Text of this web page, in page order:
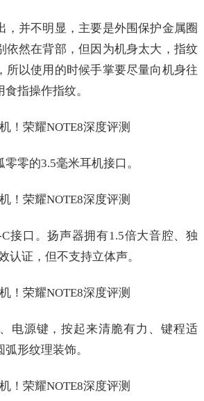
，并不明显，主要是外围保护金属圈
依然在背部，但因为机身太大，指纹
所以使用的时候手掌要尽量向机身往
指操作指纹。
零的3.5毫米耳机接口。
C接口。扬声器拥有1.5倍大音腔、独
认证，但不支持立体声。
电源键，按起来清脆有力、键程适
形纹理装饰。